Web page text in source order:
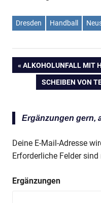
Dresden Handball
VORHERIGER
BEITRAG:
ALKOHOLUNFALL MIT
NÄCHSTER
SCHEIBEN VON
Ergänzungen gern,
Deine E-Mail-Adresse
Erforderliche Felder
Ergänzungen